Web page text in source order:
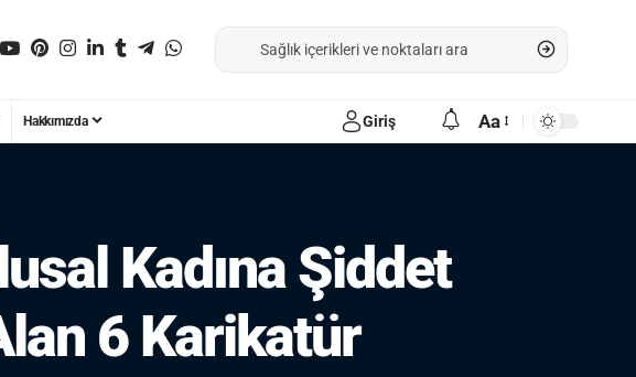
Hakkımızda Giriş Aa
Kadına Şiddet
6 Karikatür